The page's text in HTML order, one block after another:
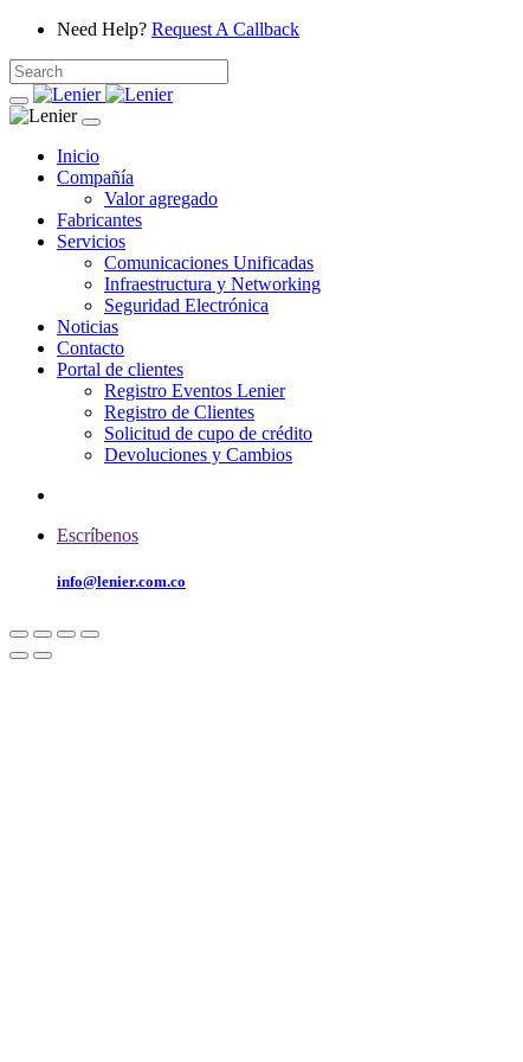
Need Help? Request A Callback
Inicio
Compañía
Valor agregado
Fabricantes
Servicios
Comunicaciones Unificadas
Infraestructura y Networking
Seguridad Electrónica
Noticias
Contacto
Portal de clientes
Registro Eventos Lenier
Registro de Clientes
Solicitud de cupo de crédito
Devoluciones y Cambios
Escríbenos
info@lenier.com.co